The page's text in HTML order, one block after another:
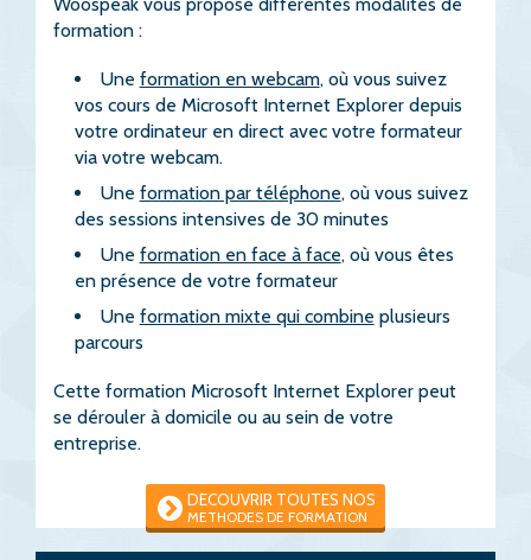
Woospeak vous propose différentes modalités de
formation :
Une formation en webcam, où vous suivez
vos cours de Microsoft Internet Explorer depuis
votre ordinateur en direct avec votre formateur
via votre webcam.
Une formation par téléphone, où vous suivez
des sessions intensives de 30 minutes
Une formation en face à face, où vous êtes
en présence de votre formateur
Une formation mixte qui combine plusieurs
parcours
Cette formation Microsoft Internet Explorer peut
se dérouler à domicile ou au sein de votre
entreprise.
DECOUVRIR TOUTES NOS
METHODES DE FORMATION